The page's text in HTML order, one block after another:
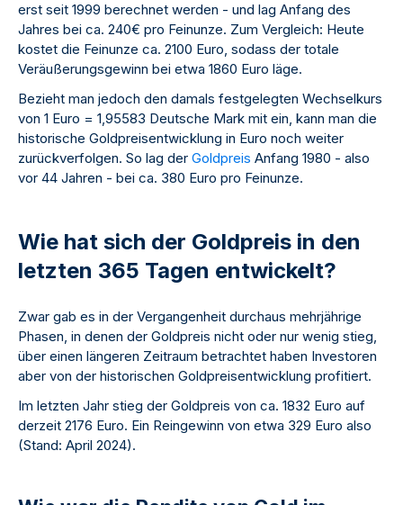
erst seit 1999 berechnet werden - und lag Anfang des
Jahres bei ca. 240€ pro Feinunze. Zum Vergleich: Heute
kostet die Feinunze ca. 2100 Euro, sodass der totale
Veräußerungsgewinn bei etwa 1860 Euro läge.
Bezieht man jedoch den damals festgelegten Wechselkurs
von 1 Euro = 1,95583 Deutsche Mark mit ein, kann man die
historische Goldpreisentwicklung in Euro noch weiter
zurückverfolgen. So lag der Goldpreis Anfang 1980 - also
vor 44 Jahren - bei ca. 380 Euro pro Feinunze.
Wie hat sich der Goldpreis in den
letzten 365 Tagen entwickelt?
Zwar gab es in der Vergangenheit durchaus mehrjährige
Phasen, in denen der Goldpreis nicht oder nur wenig stieg,
über einen längeren Zeitraum betrachtet haben Investoren
aber von der historischen Goldpreisentwicklung profitiert.
Im letzten Jahr stieg der Goldpreis von ca. 1832 Euro auf
derzeit 2176 Euro. Ein Reingewinn von etwa 329 Euro also
(Stand: April 2024).